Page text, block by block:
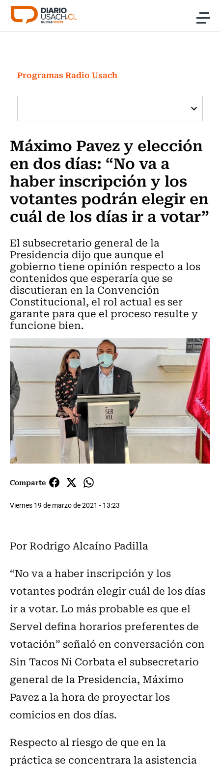
Click acá para ir directamente al contenido
Investigación
Cultura
Programas Radio y TV Usach
Programas Radio Usach
Máximo Pavez y elección
en dos días: “No va a
haber inscripción y los
votantes podrán elegir en
cuál de los días ir a votar”
El subsecretario general de la
Presidencia dijo que aunque el
gobierno tiene opinión respecto a los
contenidos que esperaría que se
discutieran en la Convención
Constitucional, el rol actual es ser
garante para que el proceso resulte y
funcione bien.
Comparte
Viernes 19 de marzo de 2021 - 13:23
Por Rodrigo Alcaíno Padilla
“No va a haber inscripción y los
votantes podrán elegir cuál de los días
ir a votar. Lo más probable es que el
Servel defina horarios preferentes de
votación” señaló en conversación con
Sin Tacos Ni Corbata el subsecretario
general de la Presidencia, Máximo
Pavez a la hora de proyectar los
comicios en dos días.
Respecto al riesgo de que en la
práctica se concentrara la asistencia